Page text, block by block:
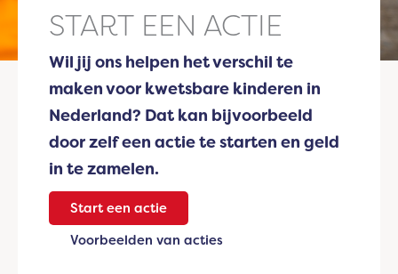
START EEN ACTIE
Wil jij ons helpen het verschil te
maken voor kwetsbare kinderen in
Nederland? Dat kan bijvoorbeeld
door zelf een actie te starten en geld
in te zamelen.
Start een actie
Voorbeelden van acties